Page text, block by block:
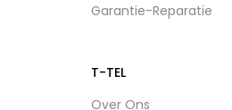
Garantie-Reparatie
T-TEL
Over Ons